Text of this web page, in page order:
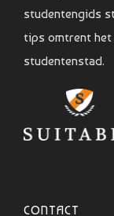
studentengids
tips omtrent het
studentenstad.
CONTACT